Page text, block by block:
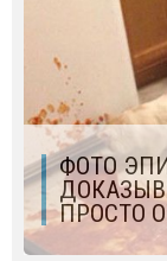
ФОТО
ПРОСТО